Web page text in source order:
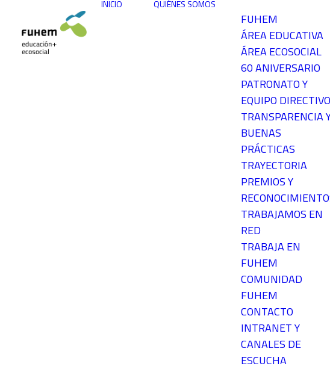
INICIO QUIÉNES SOMOS
FUHEM
ÁREA EDUCATIVA
ÁREA ECOSOCIAL
60 ANIVERSARIO
PATRONATO Y
EQUIPO DIRECTIVO
TRANSPARENCIA
BUENAS
PRÁCTICAS
TRAYECTORIA
PREMIOS Y
TRABAJAMOS EN
RED
TRABAJA EN
FUHEM
COMUNIDAD
FUHEM
CONTACTO
INTRANET Y
CANALES DE
ESCUCHA